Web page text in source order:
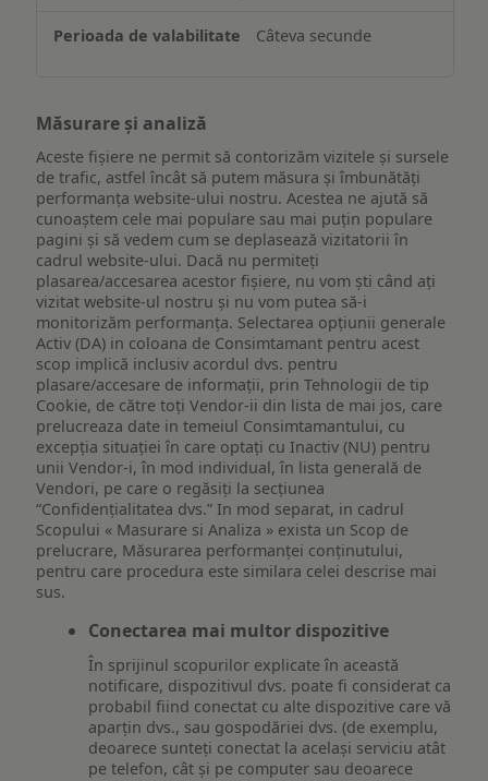
Câteva secunde
Măsurare și analiză
Aceste fișiere ne permit să contorizăm vizitele și sursele
de trafic, astfel încât să putem măsura și îmbunătăți
performanța website-ului nostru. Acestea ne ajută să
cunoaștem cele mai populare sau mai puțin populare
pagini și să vedem cum se deplasează vizitatorii în
cadrul website-ului. Dacă nu permiteți
plasarea/accesarea acestor fișiere, nu vom ști când ați
vizitat website-ul nostru și nu vom putea să-i
monitorizăm performanța. Selectarea opțiunii generale
Activ (DA) in coloana de Consimtamant pentru acest
scop implică inclusiv acordul dvs. pentru
plasare/accesare de informații, prin Tehnologii de tip
Cookie, de către toți Vendor-ii din lista de mai jos, care
prelucreaza date in temeiul Consimtamantului, cu
excepția situației în care optați cu Inactiv (NU) pentru
unii Vendor-i, în mod individual, în lista generală de
Vendori, pe care o regăsiți la secțiunea
“Confidențialitatea dvs.” In mod separat, in cadrul
Scopului « Masurare si Analiza » exista un Scop de
prelucrare, Măsurarea performanței conținutului,
pentru care procedura este similara celei descrise mai
sus.
Conectarea mai multor dispozitive
În sprijinul scopurilor explicate în această
notificare, dispozitivul dvs. poate fi considerat ca
probabil fiind conectat cu alte dispozitive care vă
aparțin dvs., sau gospodăriei dvs. (de exemplu,
deoarece sunteți conectat la același serviciu atât
pe telefon, cât și pe computer sau deoarece